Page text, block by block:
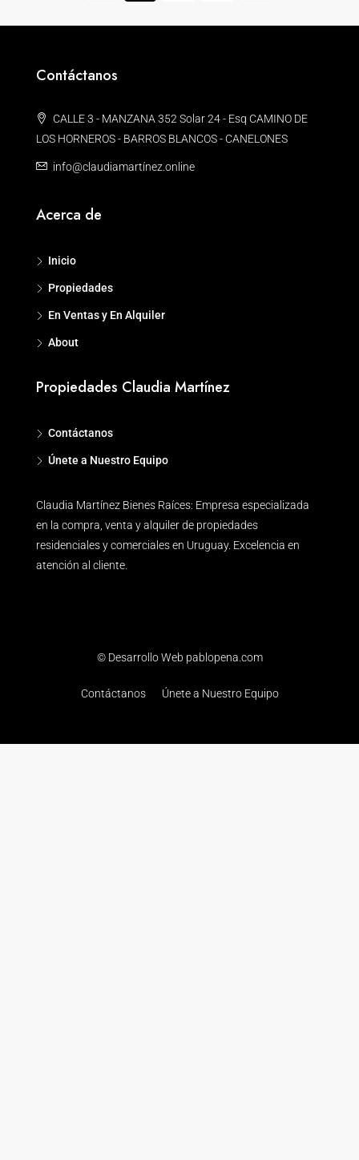
Contáctanos
CALLE 3 - MANZANA 352 Solar 24 - Esq CAMINO DE
LOS HORNEROS - BARROS BLANCOS - CANELONES
info@claudiamartínez.online
Acerca de
Inicio
Propiedades
En Ventas y En Alquiler
About
Propiedades Claudia Martínez
Contáctanos
Únete a Nuestro Equipo
Claudia Martínez Bienes Raíces: Empresa especializada
en la compra, venta y alquiler de propiedades
residenciales y comerciales en Uruguay. Excelencia en
atención al cliente.
© Desarrollo Web pablopena.com
Contáctanos Únete a Nuestro Equipo